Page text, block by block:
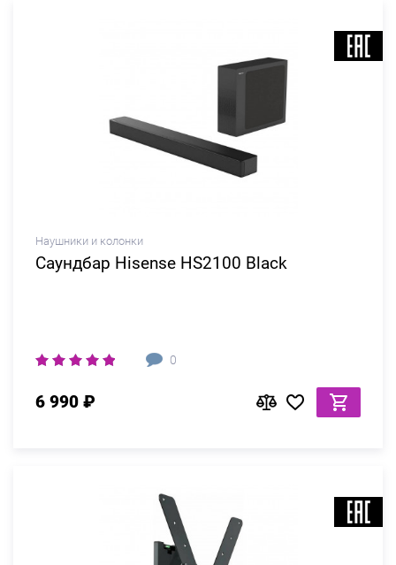
Наушники и колонки
Саундбар Hisense HS2100 Black
0
6 990 ₽